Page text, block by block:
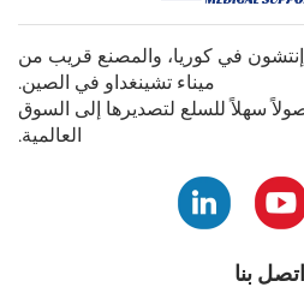
إنتشون في كوريا، والمصنع قريب من
ميناء تشينغداو في الصين.
سهلاً للسلع لتصديرها إلى السوق
العالمية.
اتصل بنا